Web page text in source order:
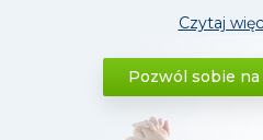
Czytaj
Pozwól sobie na